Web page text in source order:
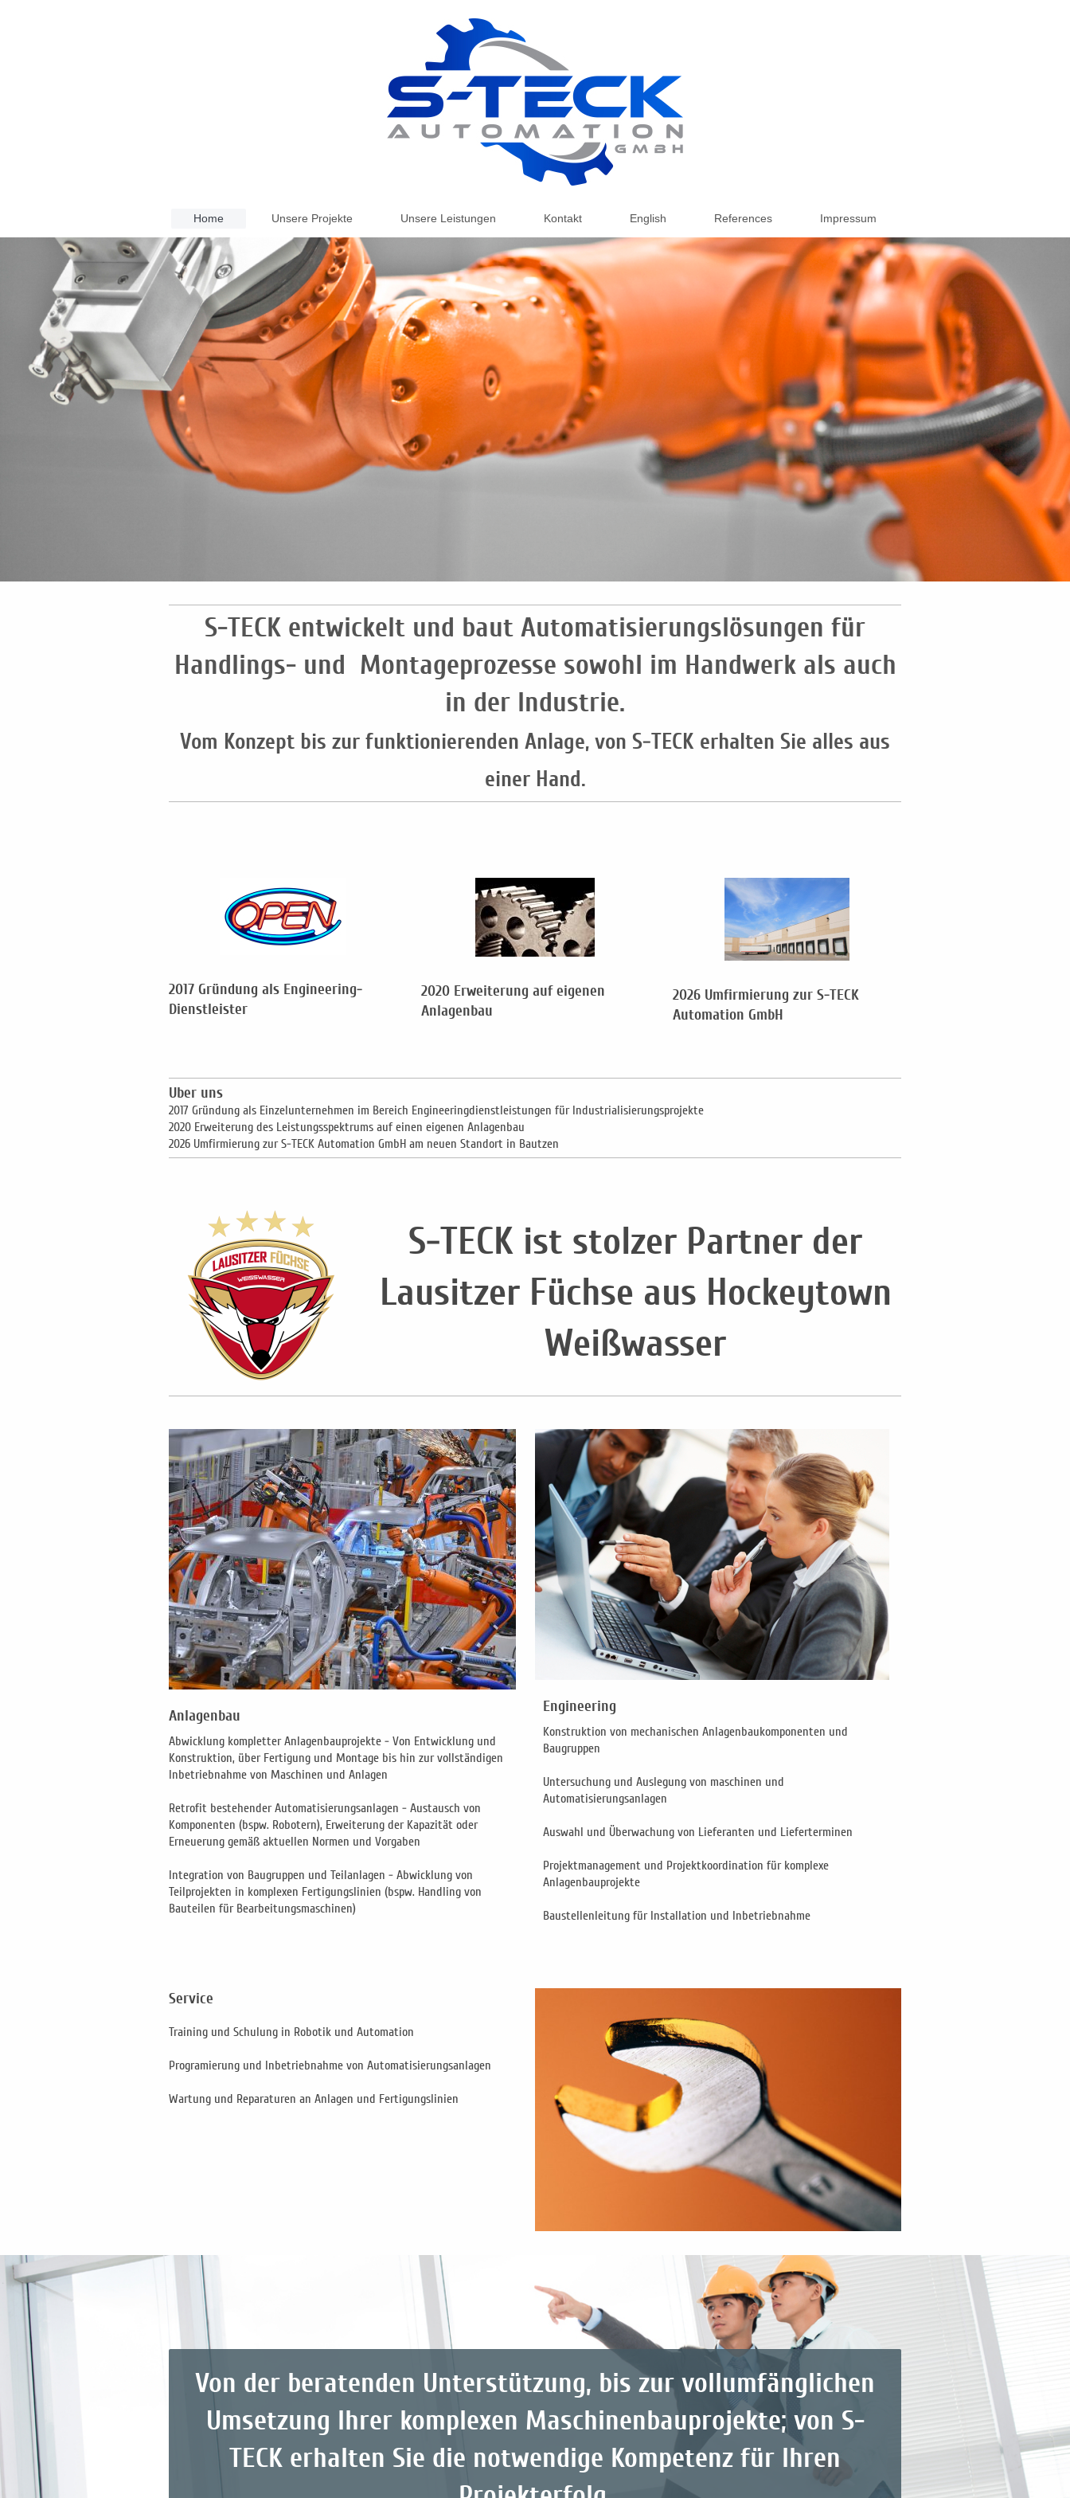
Home Unsere Projekte Unsere Leistungen Kontakt English References Impressum
S-TECK entwickelt und baut Automatisierungslösungen für
Handlings- und Montageprozesse sowohl im Handwerk als auch
in der Industrie.
Vom Konzept bis zur funktionierenden Anlage, von S-TECK erhalten Sie alles aus
einer Hand.
2017 Gründung als Engineering-
Dienstleister
2020 Erweiterung auf eigenen
Anlagenbau
2026 Umfirmierung zur S-TECK
Automation GmbH
Uber uns
2017 Gründung als Einzelunternehmen im Bereich Engineeringdienstleistungen für Industrialisierungsprojekte
2020 Erweiterung des Leistungsspektrums auf einen eigenen Anlagenbau
2026 Umfirmierung zur S-TECK Automation GmbH am neuen Standort in Bautzen
S-TECK ist stolzer Partner der
Lausitzer Füchse aus Hockeytown
Weißwasser
Anlagenbau
Abwicklung kompletter Anlagenbauprojekte - Von Entwicklung und
Konstruktion, über Fertigung und Montage bis hin zur vollständigen
Inbetriebnahme von Maschinen und Anlagen
Retrofit bestehender Automatisierungsanlagen - Austausch von
Komponenten (bspw. Robotern), Erweiterung der Kapazität oder
Erneuerung gemäß aktuellen Normen und Vorgaben
Integration von Baugruppen und Teilanlagen - Abwicklung von
Teilprojekten in komplexen Fertigungslinien (bspw. Handling von
Bauteilen für Bearbeitungsmaschinen)
Engineering
Konstruktion von mechanischen Anlagenbaukomponenten und
Baugruppen
Untersuchung und Auslegung von maschinen und
Automatisierungsanlagen
Auswahl und Überwachung von Lieferanten und Lieferterminen
Projektmanagement und Projektkoordination für komplexe
Anlagenbauprojekte
Baustellenleitung für Installation und Inbetriebnahme
Service
Training und Schulung in Robotik und Automation
Programierung und Inbetriebnahme von Automatisierungsanlagen
Wartung und Reparaturen an Anlagen und Fertigungslinien
Von der beratenden Unterstützung, bis zur vollumfänglichen
Umsetzung Ihrer komplexen Maschinenbauprojekte; von S-
TECK erhalten Sie die notwendige Kompetenz für Ihren